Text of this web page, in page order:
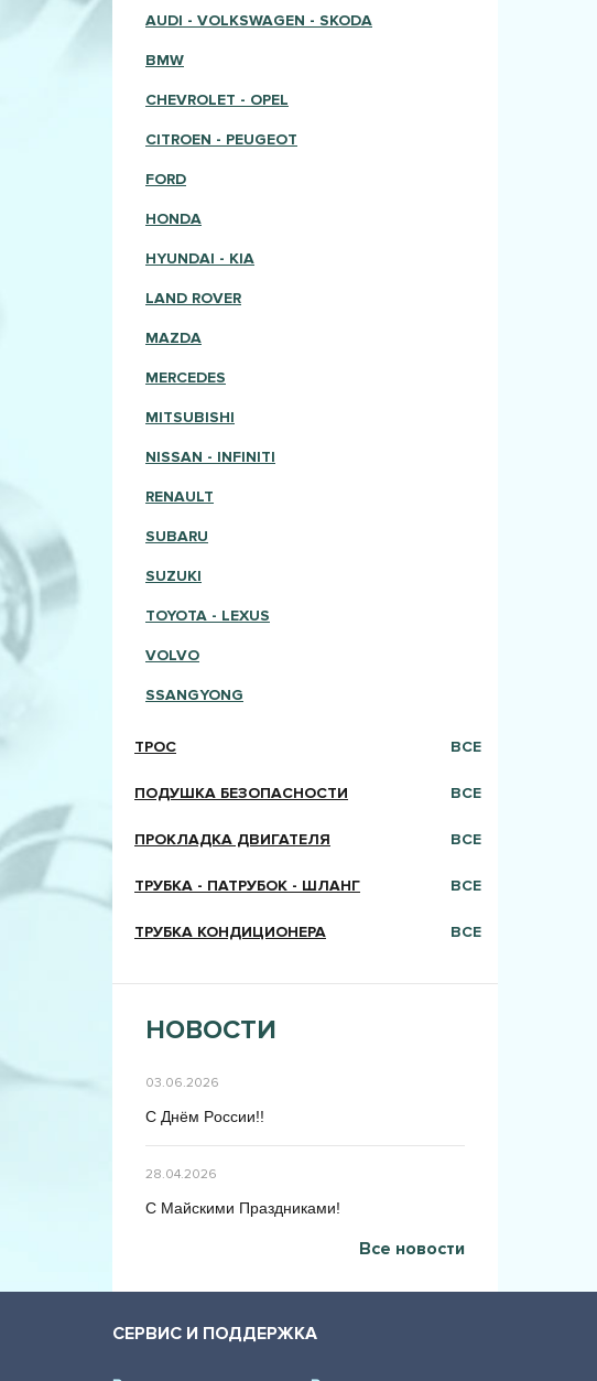
AUDI - VOLKSWAGEN - SKODA
BMW
CHEVROLET - OPEL
CITROEN - PEUGEOT
FORD
HONDA
HYUNDAI - KIA
LAND ROVER
MAZDA
MERCEDES
MITSUBISHI
NISSAN - INFINITI
RENAULT
SUBARU
SUZUKI
TOYOTA - LEXUS
VOLVO
SSANGYONG
ВСЕ
ТРОС
ВСЕ
ПОДУШКА БЕЗОПАСНОСТИ
ВСЕ
ПРОКЛАДКА ДВИГАТЕЛЯ
ВСЕ
ТРУБКА - ПАТРУБОК - ШЛАНГ
ВСЕ
ТРУБКА КОНДИЦИОНЕРА
НОВОСТИ
03.06.2026
C Днём Poccии!!
28.04.2026
C Maйcкими Праздниками!
Все новости
СЕРВИС И ПОДДЕРЖКА